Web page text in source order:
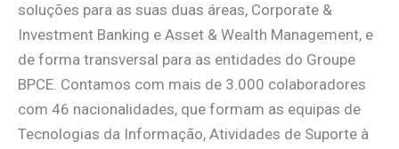
soluções para as suas duas áreas, Corporate &
Investment Banking e Asset & Wealth Management, e
de forma transversal para as entidades do Groupe
BPCE. Contamos com mais de 3.000 colaboradores
com 46 nacionalidades, que formam as equipas de
Tecnologias da Informação, Atividades de Suporte à